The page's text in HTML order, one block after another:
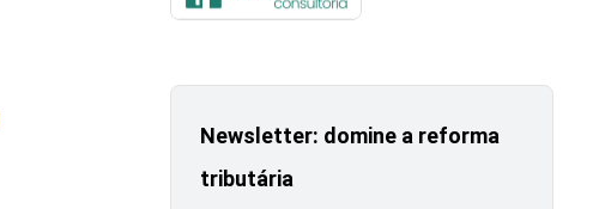
Newsletter: domine a reforma
tributária